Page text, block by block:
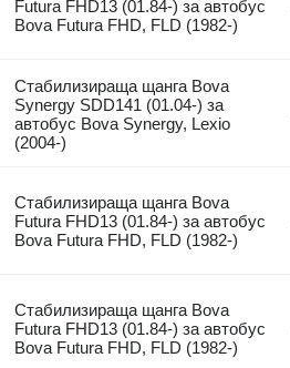
Futura FHD13 (01.84-) за автобус
Bova Futura FHD, FLD (1982-)
Стабилизираща щанга Bova
Synergy SDD141 (01.04-) за
автобус Bova Synergy, Lexio
(2004-)
Стабилизираща щанга Bova
Futura FHD13 (01.84-) за автобус
Bova Futura FHD, FLD (1982-)
Стабилизираща щанга Bova
Futura FHD13 (01.84-) за автобус
Bova Futura FHD, FLD (1982-)